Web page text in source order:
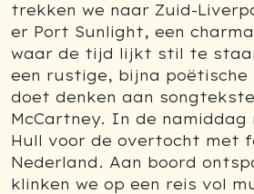
trekken we naar Zuid-
er Port Sunlight, een
waar de tijd lijkt stil te
een rustige, bijna poëtische
doet denken aan
McCartney. In de namiddag
Hull voor de overtocht met
Nederland. Aan boord
klinken we op een reis vol